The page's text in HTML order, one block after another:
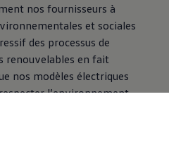
nos fournisseurs à
et sociales
des processus de
renouvelables en fait
nos modèles électriques
l’environnement,